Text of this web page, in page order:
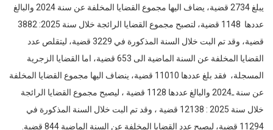
عددها 1148 قضية، لتصبح مجموع القضايا الرائجة خلال سنة 2025: 3882
قضية، وقد تم البت خلال السنة المذكورة في 3229 قضية، ليتقلص عدد
القضايا المخلفة عن السنة الماضية الى 653 قضية، اما القضايا الزجرية
المسجلة، فقد بلغ عددها 11010 قضية، ينضاف اليها مجموع القضايا المخلفة
عن سنة ـ2024 والبالغ عددها 1128 قضية ، ليصبح مجموع القضايا الرائجة
خلال سنة 2025 : 12138 قضية ، وقد تم البت خلال السنة المذكورة في
11294 قضية، ليصبح عدد القضايا المخلفة عن السنة الماضية 844 قضية.